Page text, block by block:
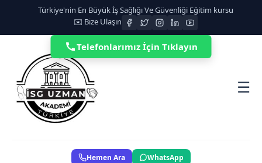
Türkiye'nin En Büyük İş Sağlığı Ve Güvenliği Eğitim kursu
✉️ Bize Ulaşın
☰
Hemen Ara WhatsApp
Telefonlarımız İçin Tıklayın